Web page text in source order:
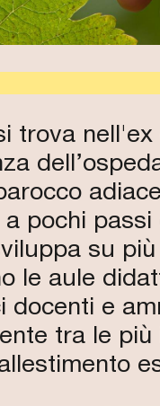
trova
a pochi
su
le aule
docenti e
tra le